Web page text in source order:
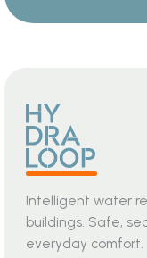
Intelligent water
buildings. Safe,
everyday comfort.